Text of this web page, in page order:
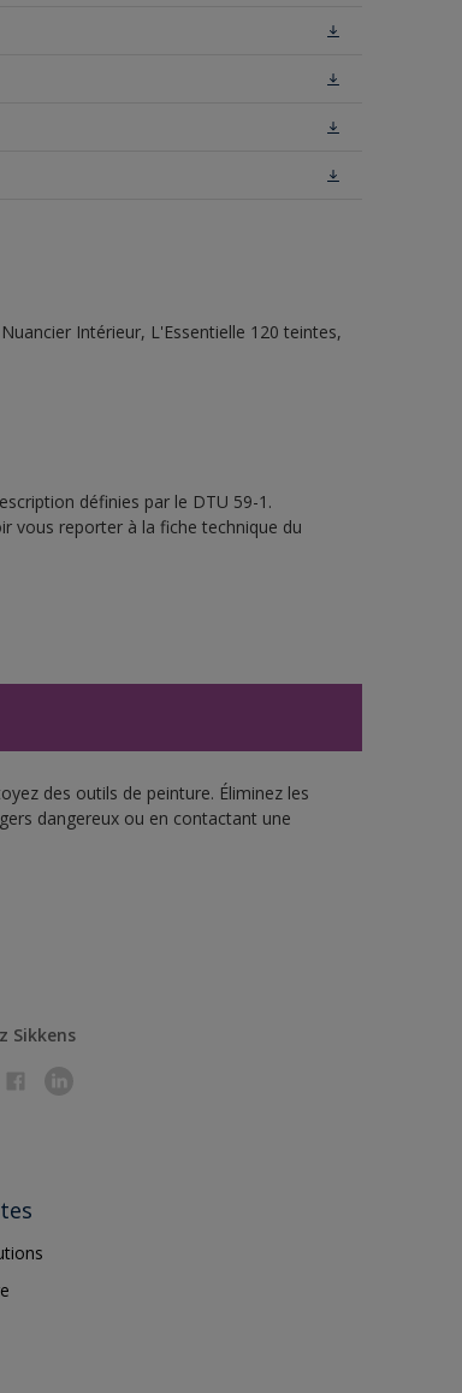
Intérieur, L'Essentielle 120 teintes,
définies par le DTU 59-1.
vous reporter à la fiche technique du
des outils de peinture. Éliminez les
dangereux ou en contactant une
Sikkens